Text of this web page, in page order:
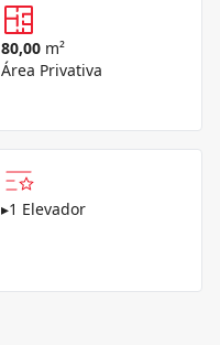
80,00 m²
Área Privativa
▸1 Elevador